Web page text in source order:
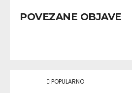
POVEZANE OBJAVE
POPULARNO